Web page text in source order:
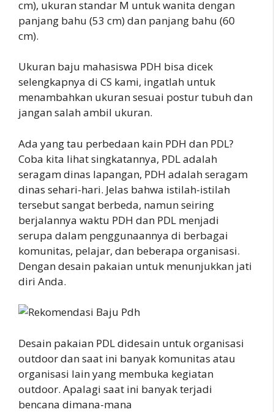
cm), ukuran standar M untuk wanita dengan
panjang bahu (53 cm) dan panjang bahu (60
cm).
Ukuran baju mahasiswa PDH bisa dicek
selengkapnya di CS kami, ingatlah untuk
menambahkan ukuran sesuai postur tubuh dan
jangan salah ambil ukuran.
Ada yang tau perbedaan kain PDH dan PDL?
Coba kita lihat singkatannya, PDL adalah
seragam dinas lapangan, PDH adalah seragam
dinas sehari-hari. Jelas bahwa istilah-istilah
tersebut sangat berbeda, namun seiring
berjalannya waktu PDH dan PDL menjadi
serupa dalam penggunaannya di berbagai
komunitas, pelajar, dan beberapa organisasi.
Dengan desain pakaian untuk menunjukkan jati
diri Anda.
Desain pakaian PDL didesain untuk organisasi
outdoor dan saat ini banyak komunitas atau
organisasi lain yang membuka kegiatan
outdoor. Apalagi saat ini banyak terjadi
bencana dimana-mana